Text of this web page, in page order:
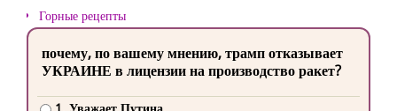
Горные рецепты
почему, по вашему мнению, трамп отказывает
УКРАИНЕ в лицензии на производство ракет?